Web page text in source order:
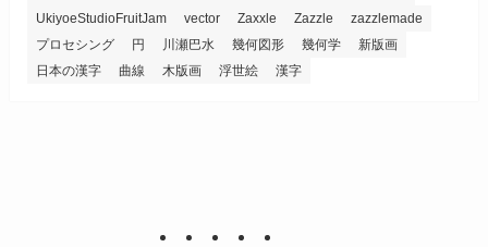
UkiyoeStudioFruitJam
vector Zaxxle Zazzle
zazzlemade
プロセシング
円 川瀬巴水 幾何図形 幾何学
新版画
日本の漢字
曲線 木版画 浮世絵 漢字